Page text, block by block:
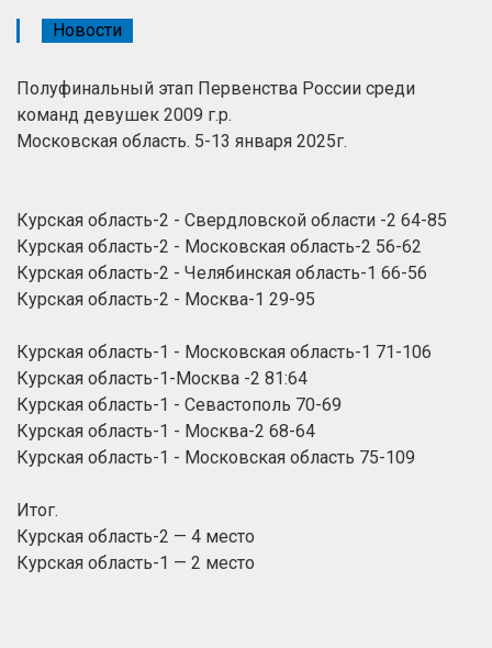
Новости
Полуфинальный этап Первенства России среди
команд девушек 2009 г.р.
Московская область. 5-13 января 2025г.
Курская область-2 - Свердловской области -2 64-85
Курская область-2 - Московская область-2 56-62
Курская область-2 - Челябинская область-1 66-56
Курская область-2 - Москва-1 29-95
Курская область-1 - Московская область-1 71-106
Курская область-1-Москва -2 81:64
Курская область-1 - Севастополь 70-69
Курская область-1 - Москва-2 68-64
Курская область-1 - Московская область 75-109
Итог.
Курская область-2 — 4 место
Курская область-1 — 2 место